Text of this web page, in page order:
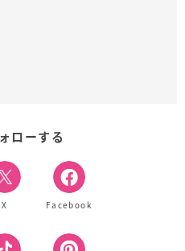
ローする
X Facebook